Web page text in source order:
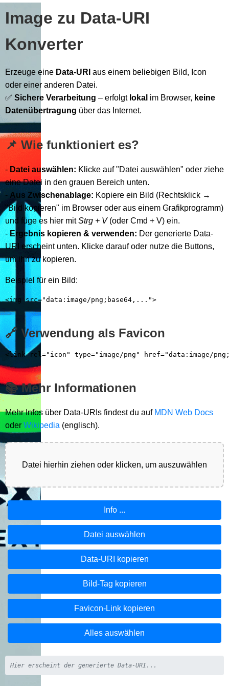
Image zu Data-URI
Konverter
Erzeuge eine Data-URI aus einem beliebigen Bild, Icon
oder einer anderen Datei.
✅ Sichere Verarbeitung – erfolgt lokal im Browser, keine
Datenübertragung über das Internet.
📌 Wie funktioniert es?
- Datei auswählen: Klicke auf "Datei auswählen" oder ziehe
eine Datei in den grauen Bereich unten.
- Aus Zwischenablage: Kopiere ein Bild (Rechtsklick →
"Bild kopieren" im Browser oder aus einem Grafikprogramm)
und füge es hier mitStrg + V(oder Cmd + V) ein.
-Ergebnis kopieren & verwenden: Der generierte Data-
URI erscheint unten. Klicke darauf oder nutze die Buttons,
um ihn zu kopieren.
Beispiel für ein Bild:
<img src="data:image/png;base64,...">
🔗 Verwendung als Favicon
<link rel="icon" type="image/png" href="data:image/
📚 Mehr Informationen
Mehr Infos über Data-URIs findest du auf MDN Web Docs
oderWikipedia (englisch).
Datei hierhin ziehen oder klicken, um auszuwählen
Info ...
Datei auswählen
Data-URI kopieren
Bild-Tag kopieren
Favicon-Link kopieren
Alles auswählen